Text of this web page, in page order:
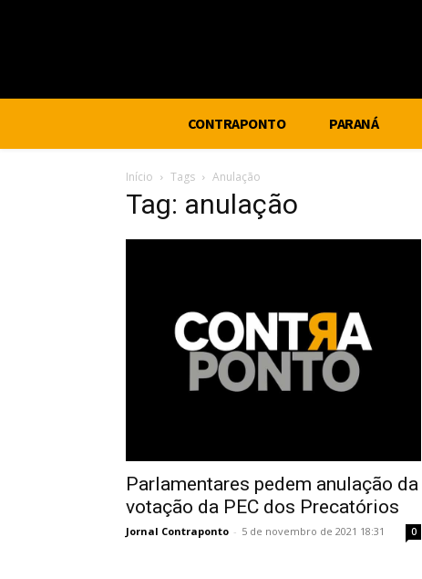
CONTRAPONTO PARANÁ
Início Tags Anulação
Tag: anulação
Parlamentares pedem anulação da
votação da PEC dos Precatórios
Jornal Contraponto - 5 de novembro de 2021 18:31 0